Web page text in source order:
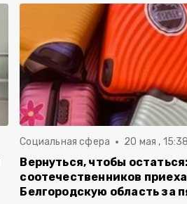
Социальная сфера 20 мая , 15:38
Вернуться, чтобы
соотечественников
Белгородскую область за